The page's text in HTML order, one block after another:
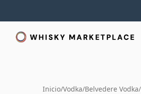
Inicio/Vodka/Belvedere Vodka/